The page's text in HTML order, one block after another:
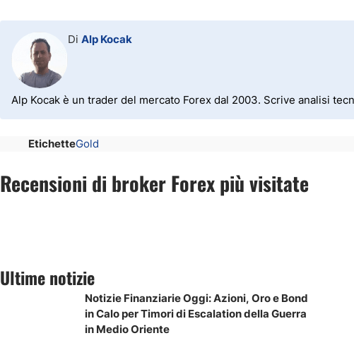
Di Alp Kocak
Alp Kocak è un trader del mercato Forex dal 2003. Scrive analisi
EtichetteGold
Recensioni di broker Forex più visitate
Ultime notizie
Notizie Finanziarie Oggi: Azioni, Oro e Bond
in Calo per Timori di Escalation della Guerra
in Medio Oriente